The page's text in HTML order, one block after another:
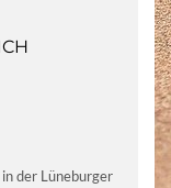
der Lüneburger